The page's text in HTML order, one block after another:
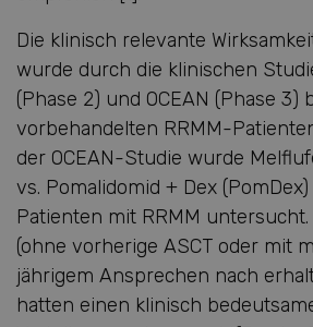
Die klinisch relevante
wurde durch die klinischen
(Phase 2) und OCEAN (Phase 3)
vorbehandelten RRMM-
der OCEAN-Studie wurde
vs. Pomalidomid + Dex
Patienten mit RRMM
(ohne vorherige ASCT oder mit
jährigem Ansprechen nach
hatten einen klinisch